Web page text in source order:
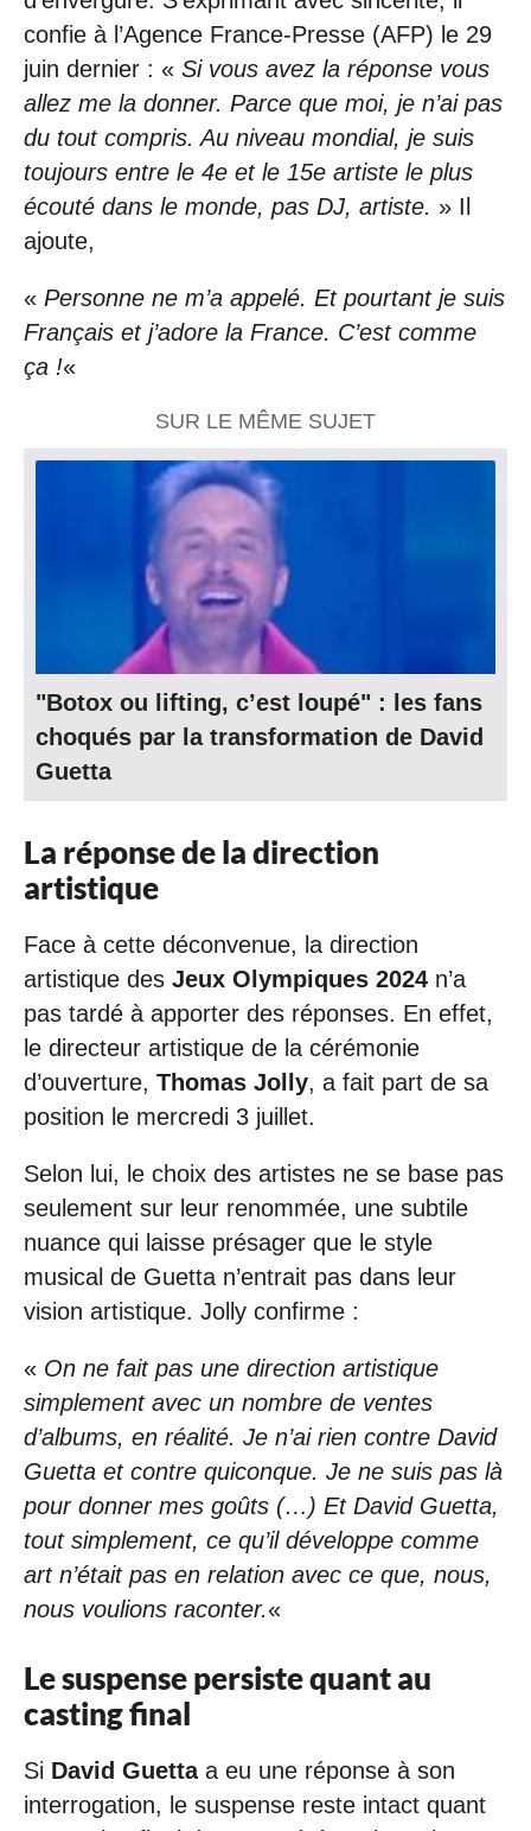
confie à l’Agence France-Presse (AFP) le 29
juin dernier : « Si vous avez la réponse vous
allez me la donner. Parce que moi, je n’ai pas
du tout compris. Au niveau mondial, je suis
toujours entre le 4e et le 15e artiste le plus
écouté dans le monde, pas DJ, artiste. » Il
ajoute,
« Personne ne m’a appelé. Et pourtant je suis
Français et j’adore la France. C’est comme
ça !«
SUR LE MÊME SUJET
"Botox ou lifting, c’est loupé" : les fans
choqués par la transformation de David
Guetta
La réponse de la direction
artistique
Face à cette déconvenue, la direction
artistique des Jeux Olympiques 2024 n’a
pas tardé à apporter des réponses. En effet,
le directeur artistique de la cérémonie
d’ouverture, Thomas Jolly, a fait part de sa
position le mercredi 3 juillet.
Selon lui, le choix des artistes ne se base pas
seulement sur leur renommée, une subtile
nuance qui laisse présager que le style
musical de Guetta n’entrait pas dans leur
vision artistique. Jolly confirme :
« On ne fait pas une direction artistique
simplement avec un nombre de ventes
d’albums, en réalité. Je n’ai rien contre David
Guetta et contre quiconque. Je ne suis pas là
pour donner mes goûts (…) Et David Guetta,
tout simplement, ce qu’il développe comme
art n’était pas en relation avec ce que, nous,
nous voulions raconter.«
Le suspense persiste quant au
casting final
Si David Guettaa eu une réponse à son
interrogation, le suspense reste intact quant